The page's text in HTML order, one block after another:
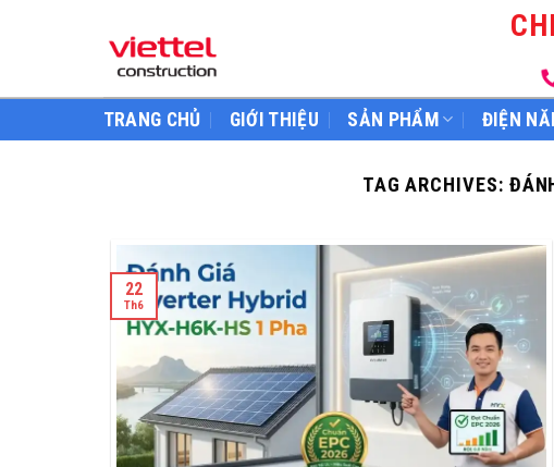
TRANG CHỦ GIỚI THIỆU SẢN PHẨM ĐIỆN
TAG ARCHIVES:
22
Th6